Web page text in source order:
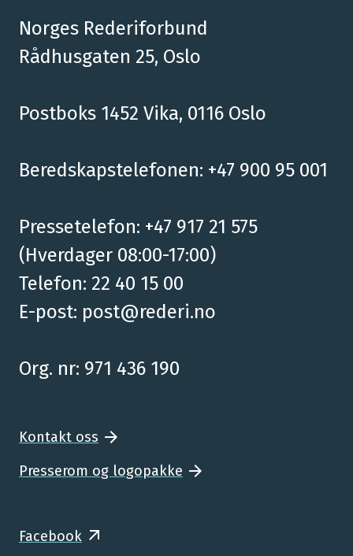
Norges Rederiforbund
Rådhusgaten 25, Oslo
Postboks 1452 Vika, 0116 Oslo
Beredskapstelefonen: +47 900 95 001
Pressetelefon: +47 917 21 575
(Hverdager 08:00-17:00)
Telefon: 22 40 15 00
E-post: post@rederi.no
Org. nr: 971 436 190
Kontakt oss
Presserom og logopakke
Facebook